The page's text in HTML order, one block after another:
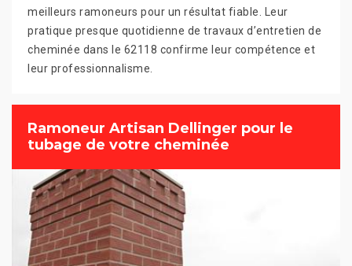
meilleurs ramoneurs pour un résultat fiable. Leur
pratique presque quotidienne de travaux d’entretien de
cheminée dans le 62118 confirme leur compétence et
leur professionnalisme.
Ramoneur Artisan Dellinger pour le
tubage de votre cheminée